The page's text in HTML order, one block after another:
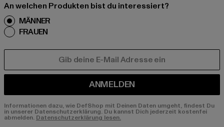
An welchen Produkten bist du interessiert?
MÄNNER
FRAUEN
ANMELDEN
Informationen dazu, wie DefShop mit Deinen Daten umgeht, findest Du
in unserer Datenschutzerklärung. Du kannst Dich jederzeit kostenfei
abmelden. Datenschutzerklärung lesen.